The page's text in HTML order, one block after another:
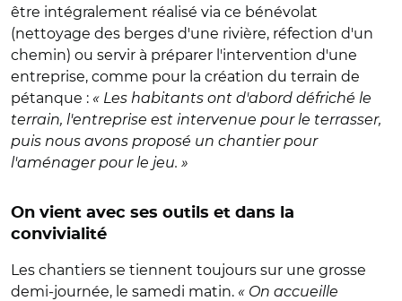
être intégralement réalisé via ce bénévolat
(nettoyage des berges d'une rivière, réfection d'un
chemin) ou servir à préparer l'intervention d'une
entreprise, comme pour la création du terrain de
pétanque : « Les habitants ont d'abord défriché le
terrain, l'entreprise est intervenue pour le terrasser,
puis nous avons proposé un chantier pour
l'aménager pour le jeu. »
On vient avec ses outils et dans la
convivialité
Les chantiers se tiennent toujours sur une grosse
demi-journée, le samedi matin. « On accueille